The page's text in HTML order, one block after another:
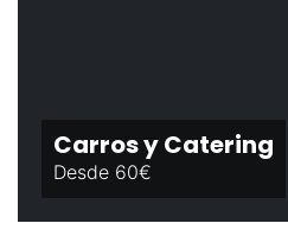
Carros y Catering
Desde 60€